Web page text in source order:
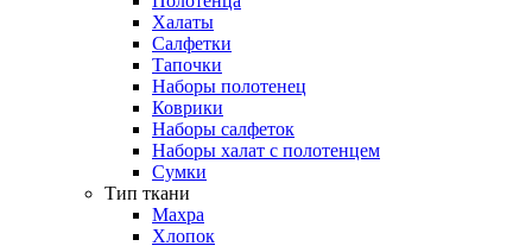
Халаты
Салфетки
Тапочки
Наборы полотенец
Коврики
Наборы салфеток
Наборы халат с полотенцем
Сумки
Тип ткани
Махра
Хлопок